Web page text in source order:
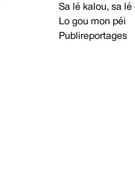
Sa lé kalou, sa lé
Lo gou mon péi
Publireportages